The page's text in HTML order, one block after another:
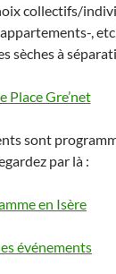
collectifs/
,
sèches à
Place Gre’net
sont
par là :
en Isère
événements